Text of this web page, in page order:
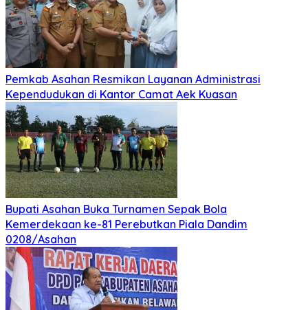
Pemkab Asahan Resmikan Layanan Administrasi
Kependudukan di Kantor Camat Aek Kuasan
Bupati Asahan Buka Turnamen Sepak Bola
Kemerdekaan ke-81 Perebutkan Piala Dandim
0208/Asahan